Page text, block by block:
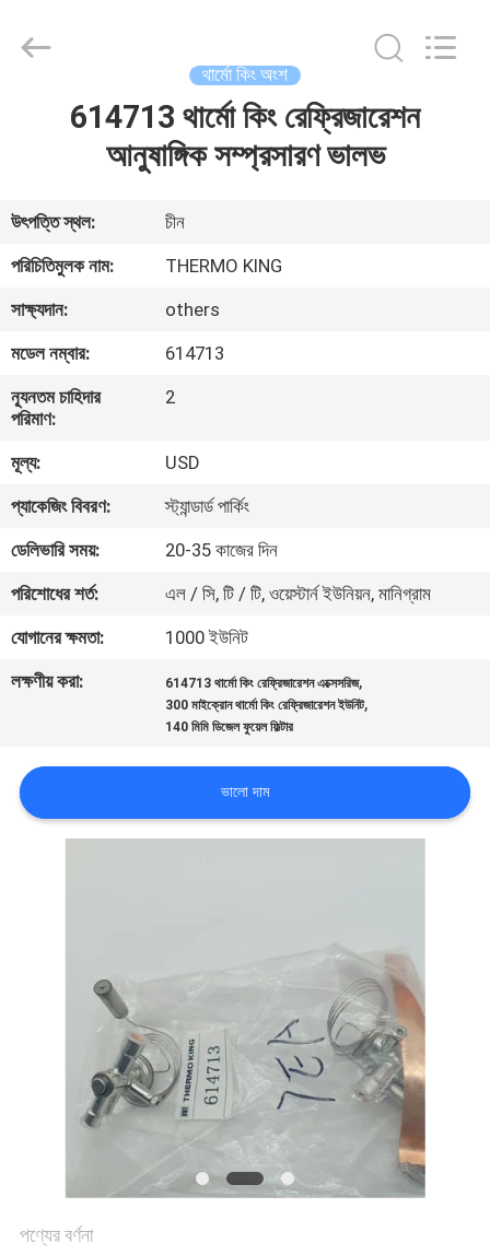
আমাদের
সম্বন্ধে
কারখানা
পরিদর্শন
গুণমান
নিয়ন্ত্রণ
আমাদের
সাথে
যোগাযোগ
মামলা
গোপনীয়তা
INDUSTRY
থার্মো কিং অংশ
614713 থার্মো কিং রেফ্রিজারেশন
আনুষাঙ্গিক সম্প্রসারণ ভালভ
উৎপত্তি স্থল:
চীন
পরিচিতিমুলক নাম:
THERMO KING
সাক্ষ্যদান:
others
মডেল নম্বার:
614713
ন্যূনতম চাহিদার
পরিমাণ:
2
মূল্য:
USD
প্যাকেজিং বিবরণ:
স্ট্যান্ডার্ড পার্কিং
ডেলিভারি সময়:
20-35 কাজের দিন
পরিশোধের শর্ত:
এল / সি, টি / টি, ওয়েস্টার্ন ইউনিয়ন, মানিগ্রাম
যোগানের ক্ষমতা:
1000 ইউনিট
লক্ষণীয় করা:
614713 থার্মো কিং রেফ্রিজারেশন এক্সেসরিজ,
300 মাইক্রোন থার্মো কিং রেফ্রিজারেশন ইউনিট,
140 মিমি ডিজেল ফুয়েল ফিল্টার
ভালো দাম
পণ্যের বর্ণনা